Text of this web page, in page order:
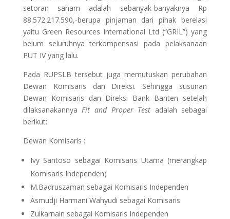
setoran saham adalah sebanyak-banyaknya Rp
88.572.217.590,-berupa pinjaman dari pihak berelasi
yaitu Green Resources International Ltd (“GRIL”) yang
belum seluruhnya terkompensasi pada pelaksanaan
PUT IV yang lalu.
Pada RUPSLB tersebut juga memutuskan perubahan
Dewan Komisaris dan Direksi. Sehingga susunan
Dewan Komisaris dan Direksi Bank Banten setelah
dilaksanakannyaFit and Proper Test adalah sebagai
berikut:
Dewan Komisaris :
Ivy Santoso sebagai Komisaris Utama (merangkap
Komisaris Independen)
M.Badruszaman sebagai Komisaris Independen
Asmudji Harmani Wahyudi sebagai Komisaris
Zulkarnain sebagai Komisaris Independen